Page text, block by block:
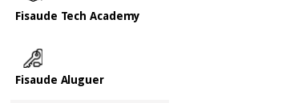
Fisaude Tech Academy
Fisaude Aluguer